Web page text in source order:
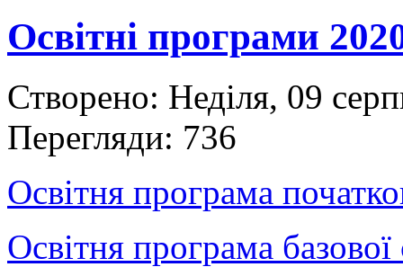
Освітні програми
Створено: Неділя, 09
Перегляди: 736
Освітня програма
Освітня програма базової